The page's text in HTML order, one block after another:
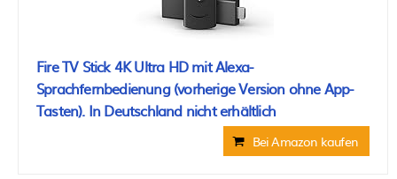
Fire TV Stick 4K Ultra HD mit Alexa-
Sprachfernbedienung (vorherige Version ohne App-
Tasten). In Deutschland nicht erhältlich
Bei Amazon kaufen